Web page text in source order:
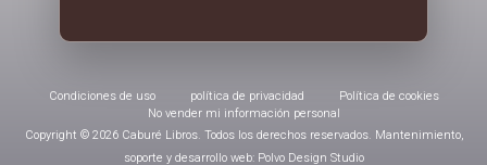
Condiciones de uso política de privacidad
Política de cookies
No vender mi información personal
Copyright © 2026 Caburé Libros. Todos los derechos reservados. Mantenimiento,
soporte y desarrollo web: Polvo Design Studio